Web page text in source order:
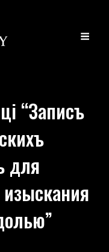
“Записъ
для
изыскания